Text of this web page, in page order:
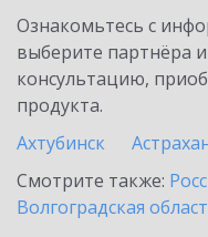
Ознакомьтесь с
выберите партнёра
консультацию,
продукта.
Ахтубинск
Смотрите также:
Волгоградская